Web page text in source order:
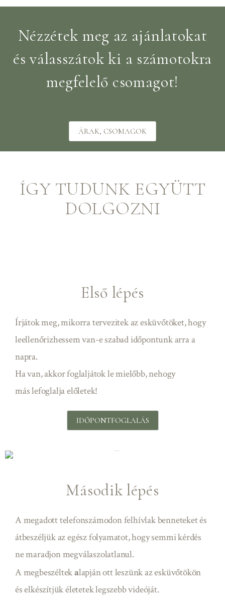
Nézzétek meg az ajánlatokat
és válasszátok ki a számotokra
megfelelő csomagot!
ÁRAK, CSOMAGOK
ÍGY TUDUNK EGYÜTT
DOLGOZNI
Első lépés
Írjátok meg, mikorra tervezitek az esküvőtöket, hogy
leellenőrizhessem van-e szabad időpontunk arra a
napra.
Ha van, akkor foglaljátok le mielőbb, nehogy
máslefoglalja előletek!
IDŐPONTFOGLALÁS
Második lépés
A megadott telefonszámodon felhívlak benneteket és
átbeszéljük az egész folyamatot, hogy semmi kérdés
ne maradjon megválaszolatlanul.
A megbeszéltekalapján ott leszünk az esküvőtökön
és elkészítjük életetek legszebb videóját.